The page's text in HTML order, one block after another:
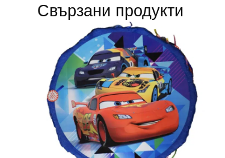
Свързани продукти